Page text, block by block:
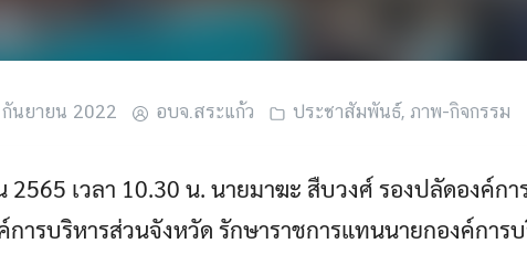
กันยายน 2022 อบจ.สระแก้ว ประชาสัมพันธ์, ภาพ-กิจกรรม
เวลา 10.30 น. นายมาฆะ สืบวงศ์ รองปลัดองค์กา
การบริหารส่วนจังหวัด รักษาราชการแทนนายกองค์การ